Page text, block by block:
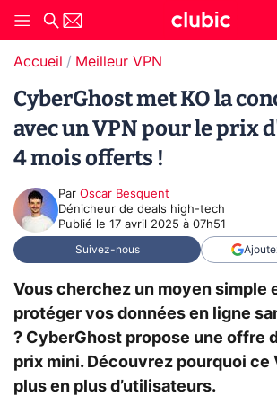
Accueil Meilleur VPN
CyberGhost met KO la
avec un VPN pour le prix
4 mois offerts !
Par Oscar Besquent
Dénicheur de deals high-tech
Publié le 17 avril 2025 à 07h51
Suivez-nous
Vous cherchez un moyen simple
protéger vos données en ligne
? CyberGhost propose une offre
prix mini. Découvrez pourquoi ce
plus en plus d’utilisateurs.